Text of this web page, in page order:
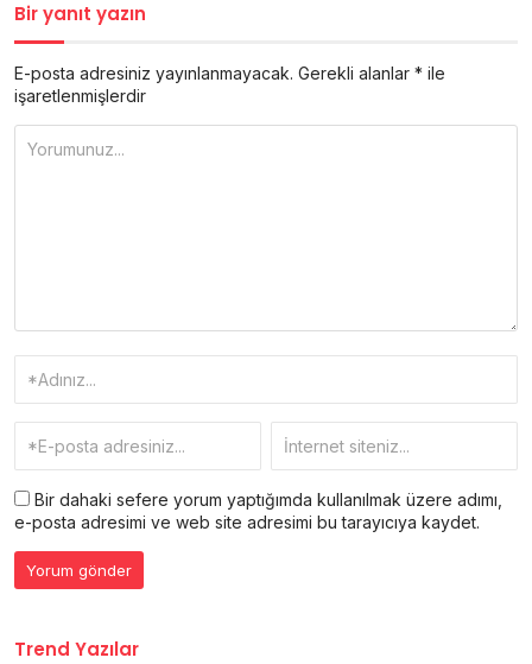
Bir yanıt yazın
E-posta adresiniz yayınlanmayacak. Gerekli alanlar * ile
işaretlenmişlerdir
Bir dahaki sefere yorum yaptığımda kullanılmak üzere adımı,
e-posta adresimi ve web site adresimi bu tarayıcıya kaydet.
Trend Yazılar